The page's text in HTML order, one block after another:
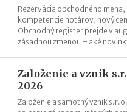
spoločnosti od 1.10.2020
do likvidácie do
Rezervácia obchodného mena,
kompetencie notárov, nový
Obchodný register prejde v
zásadnou zmenou – aké
Založenie a vznik
2026
Založenie a samotný vznik